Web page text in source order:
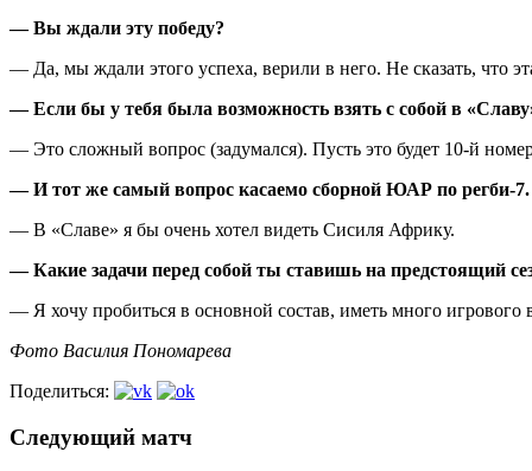
— Вы ждали эту победу?
— Да, мы ждали этого успеха, верили в него. Не сказать, что
— Если бы у тебя была возможность взять с собой в
— Это сложный вопрос (задумался). Пусть это будет 10-й
— И тот же самый вопрос касаемо сборной ЮАР по регби-7.
— В «Славе» я бы очень хотел видеть Сисиля Африку.
— Какие задачи перед собой ты ставишь на предстоящий
— Я хочу пробиться в основной состав, иметь много игрового
Фото Василия Пономарева
Поделиться:
Следующий матч